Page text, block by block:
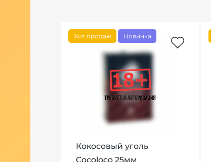
Хит продаж Новинка
Кокосовый уголь
Cocoloco 25мм